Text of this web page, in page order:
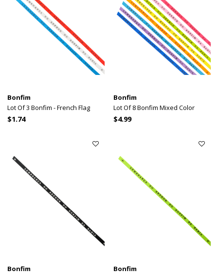
Bonfim
Lot Of 3 Bonfim - French Flag
$1.74
Bonfim
Lot Of 8 Bonfim Mixed Color
$4.99
Bonfim
Bonfim